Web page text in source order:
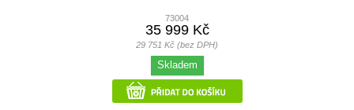
73004
35 999 Kč
29 751 Kč (bez DPH)
Skladem